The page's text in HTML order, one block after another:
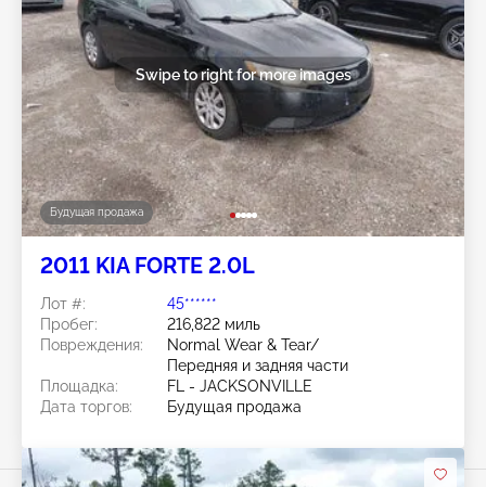
Будущая продажа
Swipe to right for more images
2011 KIA FORTE 2.0L
Лот #:
45******
Пробег:
216,822 миль
Повреждения:
Normal Wear & Tear/
Передняя и задняя части
Площадка:
FL - JACKSONVILLE
Дата торгов:
Будущая продажа